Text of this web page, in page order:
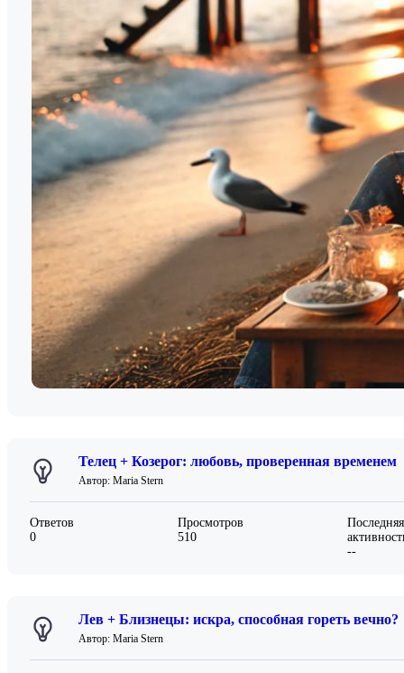
Телец + Козерог: любовь, проверенная временем
Автор: Maria Stern
Ответов
0
Просмотров
510
Последняя
--
Лев + Близнецы: искра, способная гореть вечно?
Автор: Maria Stern